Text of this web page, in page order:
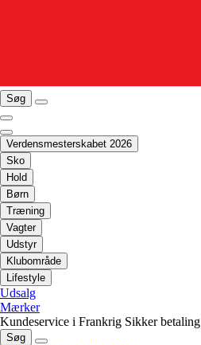
Søg
Verdensmesterskabet 2026
Sko
Hold
Børn
Træning
Vagter
Udstyr
Klubområde
Lifestyle
Udsalg
Mærker
Kundeservice i Frankrig Sikker betaling
Søg